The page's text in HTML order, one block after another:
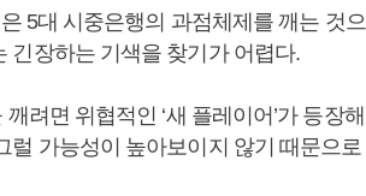
5대 시중은행의 과점체제를 깨는 것
긴장하는 기색을 찾기가 어렵다.
려면 위협적인 ‘새 플레이어’가 등장
럴 가능성이 높아보이지 않기 때문으